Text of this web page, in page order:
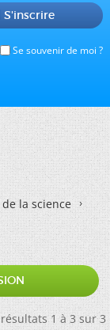
Se souvenir de moi ?
S'inscrire
la science
1 à 3 sur 3